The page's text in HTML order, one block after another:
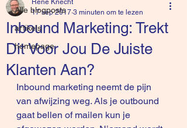
Alle blogposts
artikels
homepage
Inbound Marketing: Trekt
Dit Voor Jou De Juiste
Klanten Aan?
Rene Knecht
17 sep 2017 3 minuten om te lezen
Inbound marketing neemt de pijn
van afwijzing weg. Als je outbound
gaat bellen of mailen kun je